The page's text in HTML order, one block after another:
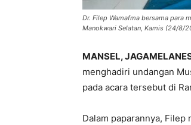
Dr. Filep Wamafma bersama para
Manokwari Selatan, Kamis (24/8/
MANSEL,
menghadiri undangan
pada acara tersebut di
Dalam paparannya,